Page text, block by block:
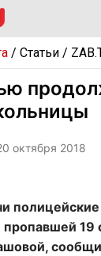
/ Статьи/
октября 2018
полицейские
19